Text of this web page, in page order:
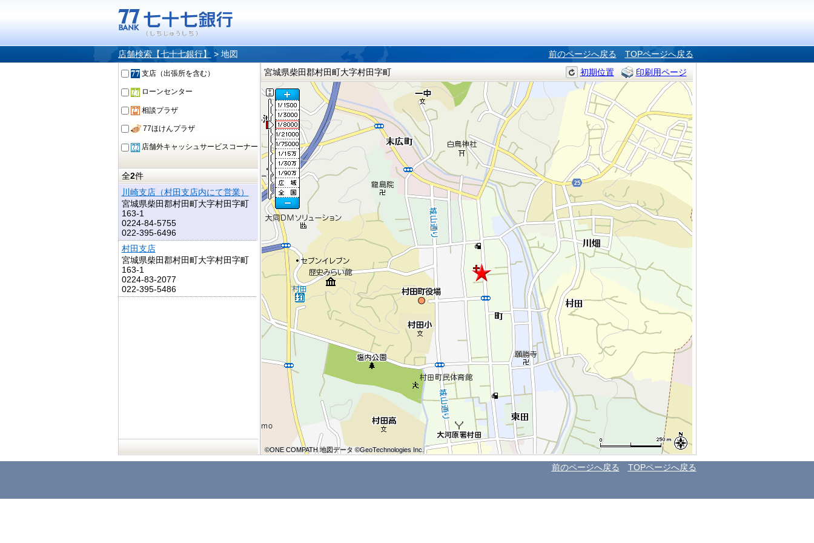
店舗検索【七十七銀行】 > 地図 前のページへ戻る TOPページへ戻る
支店（出張所を含む）
ローンセンター
相談プラザ
77ほけんプラザ
店舗外キャッシュサービスコーナー
全2件
川崎支店（村田支店内にて営業）
宮城県柴田郡村田町大字村田字町
163-1
0224-84-5755
022-395-6496
村田支店
宮城県柴田郡村田町大字村田字町
163-1
0224-83-2077
022-395-5486
宮城県柴田郡村田町大字村田字町 初期位置 印刷用ページ
©ONE COMPATH 地図データ ©GeoTechnologies Inc.
©ONE COMPATH 地図データ ©GeoTechnologies Inc.
©ONE COMPATH 地図データ ©GeoTechnologies Inc.
©ONE COMPATH 地図データ ©GeoTechnologies Inc.
©ONE COMPATH 地図データ ©GeoTechnologies Inc.
©ONE COMPATH 地図データ ©GeoTechnologies Inc.
©ONE COMPATH 地図データ ©GeoTechnologies Inc.
©ONE COMPATH 地図データ ©GeoTechnologies Inc.
©ONE COMPATH 地図データ ©GeoTechnologies Inc.
前のページへ戻る TOPページへ戻る